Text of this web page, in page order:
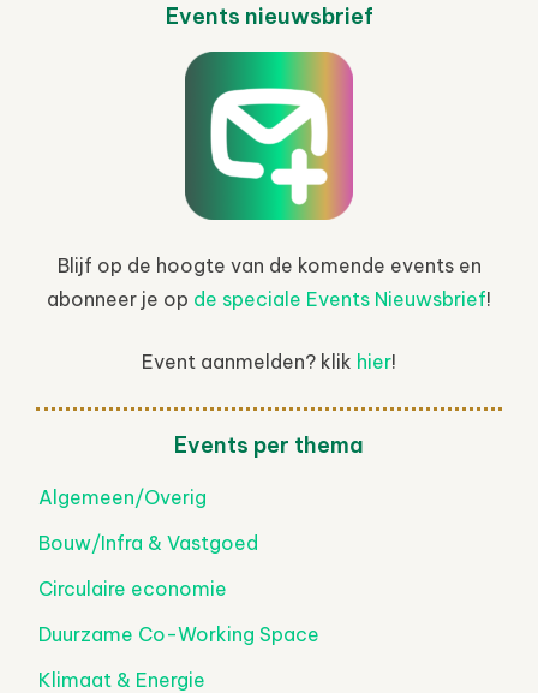
Events nieuwsbrief
Blijf op de hoogte van de komende events en
abonneer je op de speciale Events Nieuwsbrief!
Event aanmelden? klik hier!
Events per thema
Algemeen/Overig
Bouw/Infra & Vastgoed
Circulaire economie
Duurzame Co-Working Space
Klimaat & Energie